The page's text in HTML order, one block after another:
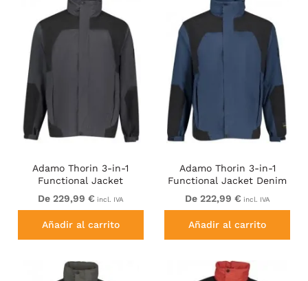
Adamo Thorin 3-in-1
Functional Jacket
Charcoal/Black
De 229,99 € incl. IVA
Añadir al carrito
Adamo Thorin 3-in-1
Functional Jacket Denim
Blue
De 222,99 € incl. IVA
Añadir al carrito